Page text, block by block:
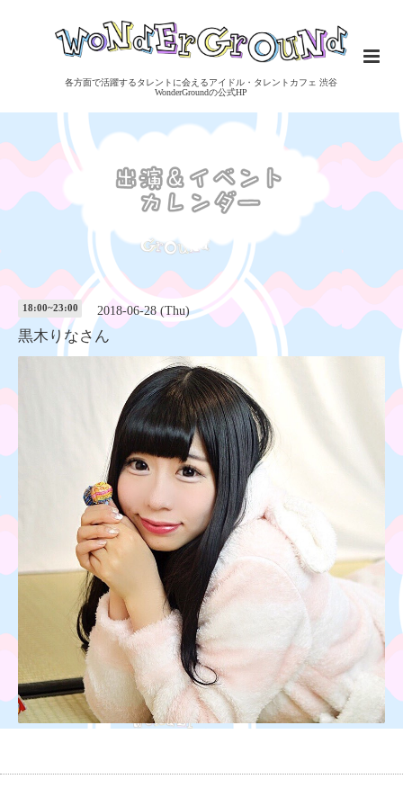
各方面で活躍するタレントに会えるアイドル・タレントカフェ 渋谷
WonderGroundの公式HP
18:00~23:00 2018-06-28 (Thu)
黒木りなさん